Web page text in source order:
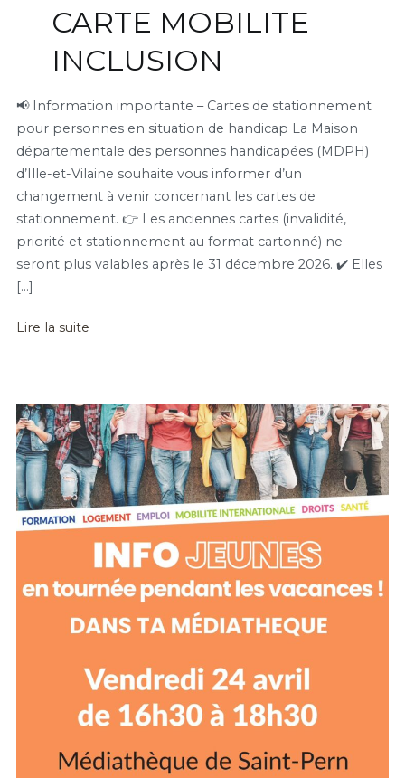
CARTE MOBILITE
INCLUSION
📢 Information importante – Cartes de stationnement
pour personnes en situation de handicap La Maison
départementale des personnes handicapées (MDPH)
d’Ille-et-Vilaine souhaite vous informer d’un
changement à venir concernant les cartes de
stationnement. 👉 Les anciennes cartes (invalidité,
priorité et stationnement au format cartonné) ne
seront plus valables après le 31 décembre 2026. ✔️ Elles
[…]
Lire la suite